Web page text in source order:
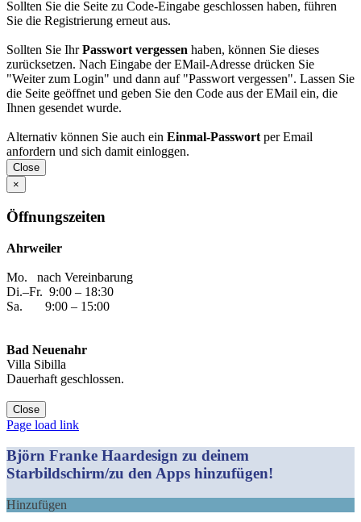
Sollten Sie die Seite zu Code-Eingabe geschlossen haben, führen
Sie die Registrierung erneut aus.
Sollten Sie IhrPasswort vergessen haben, können Sie dieses
zurück­setzen. Nach Eingabe der EMail-Adresse drücken Sie
"Weiter zum Login" und dann auf "Passwort vergessen". Lassen Sie
die Seite geöffnet und geben Sie den Code aus der EMail ein, die
Ihnen gesendet wurde.
Alternativ können Sie auch ein Einmal-Passwort per Email
anfordern und sich damit einloggen.
Close
×
Öffnungszeiten
Ahrweiler
Mo. nach Vereinbarung
Di.–Fr. 9:00 – 18:30
Sa. 9:00 – 15:00
Bad Neuenahr
Villa Sibilla
Dauerhaft geschlossen.
Close
Facebook
Instagram
YouTube
Yelp
WhatsApp
E-
Page load link
Björn Franke Haardesign zu deinem
Starbildschirm/zu den Apps hinzufügen!
Hinzufügen